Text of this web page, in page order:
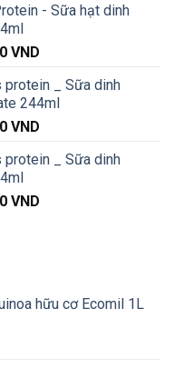
từ
- Sữa hạt dinh
VND
từ
91,000 VND
protein _ Sữa dinh
244ml
VND
từ
protein _ Sữa dinh
VND
1,020,000 VND
hữu cơ Ecomil 1L